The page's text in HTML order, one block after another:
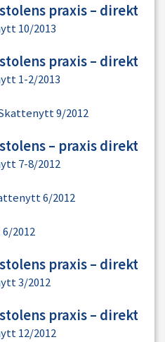
praxis – direkt
10/2013
praxis – direkt
1-2/2013
9/2012
– praxis direkt
7-8/2012
6/2012
2012
praxis – direkt
3/2012
praxis – direkt
12/2012